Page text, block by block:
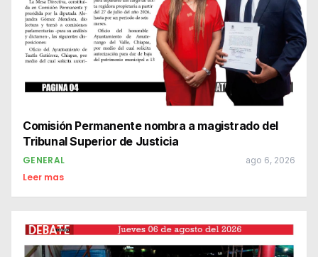
Comisión Permanente nombra a magistrado del
Tribunal Superior de Justicia
GENERAL ago 6, 2026
Leer mas